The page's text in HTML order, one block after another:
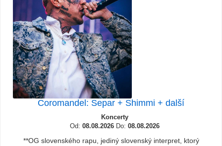
Coromandel: Separ + Shimmi + další
Koncerty
Od: 08.08.2026 Do: 08.08.2026
**OG slovenského rapu, jediný slovenský interpret, ktorý